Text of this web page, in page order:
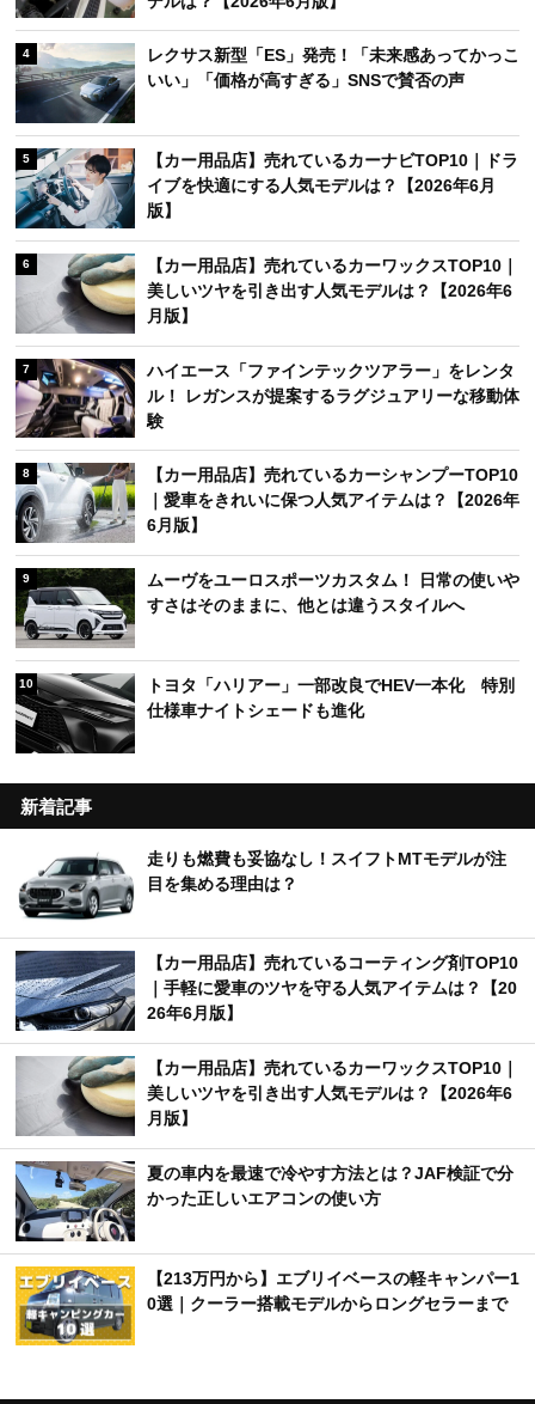
4
レクサス新型「ES」発売！「未来感あってかっこ
いい」「価格が高すぎる」SNSで賛否の声
5
【カー用品店】売れているカーナビTOP10｜ドラ
イブを快適にする人気モデルは？【2026年6月
版】
6
【カー用品店】売れているカーワックスTOP10｜
美しいツヤを引き出す人気モデルは？【2026年6
月版】
7
ハイエース「ファインテックツアラー」をレンタ
ル！ レガンスが提案するラグジュアリーな移動体
験
8
【カー用品店】売れているカーシャンプーTOP10
｜愛車をきれいに保つ人気アイテムは？【2026年
6月版】
9
ムーヴをユーロスポーツカスタム！ 日常の使いや
すさはそのままに、他とは違うスタイルへ
10
トヨタ「ハリアー」一部改良でHEV一本化 特別
仕様車ナイトシェードも進化
新着記事
走りも燃費も妥協なし！スイフトMTモデルが注
目を集める理由は？
【カー用品店】売れているコーティング剤TOP10
｜手軽に愛車のツヤを守る人気アイテムは？【20
26年6月版】
【カー用品店】売れているカーワックスTOP10｜
美しいツヤを引き出す人気モデルは？【2026年6
月版】
夏の車内を最速で冷やす方法とは？JAF検証で分
かった正しいエアコンの使い方
【213万円から】エブリイベースの軽キャンパー1
0選｜クーラー搭載モデルからロングセラーまで